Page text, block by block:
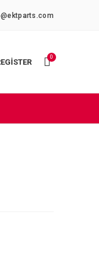
0